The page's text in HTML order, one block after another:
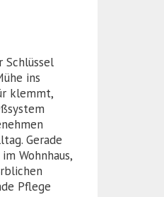
Schlüssel
ins
klemmt,
Gerade
Wohnhaus,
Pflege